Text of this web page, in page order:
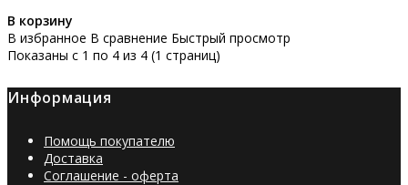
В корзину
В избранное В сравнение Быстрый просмотр
Показаны с 1 по 4 из 4 (1 страниц)
Информация
Помощь покупателю
Доставка
Соглашение - оферта